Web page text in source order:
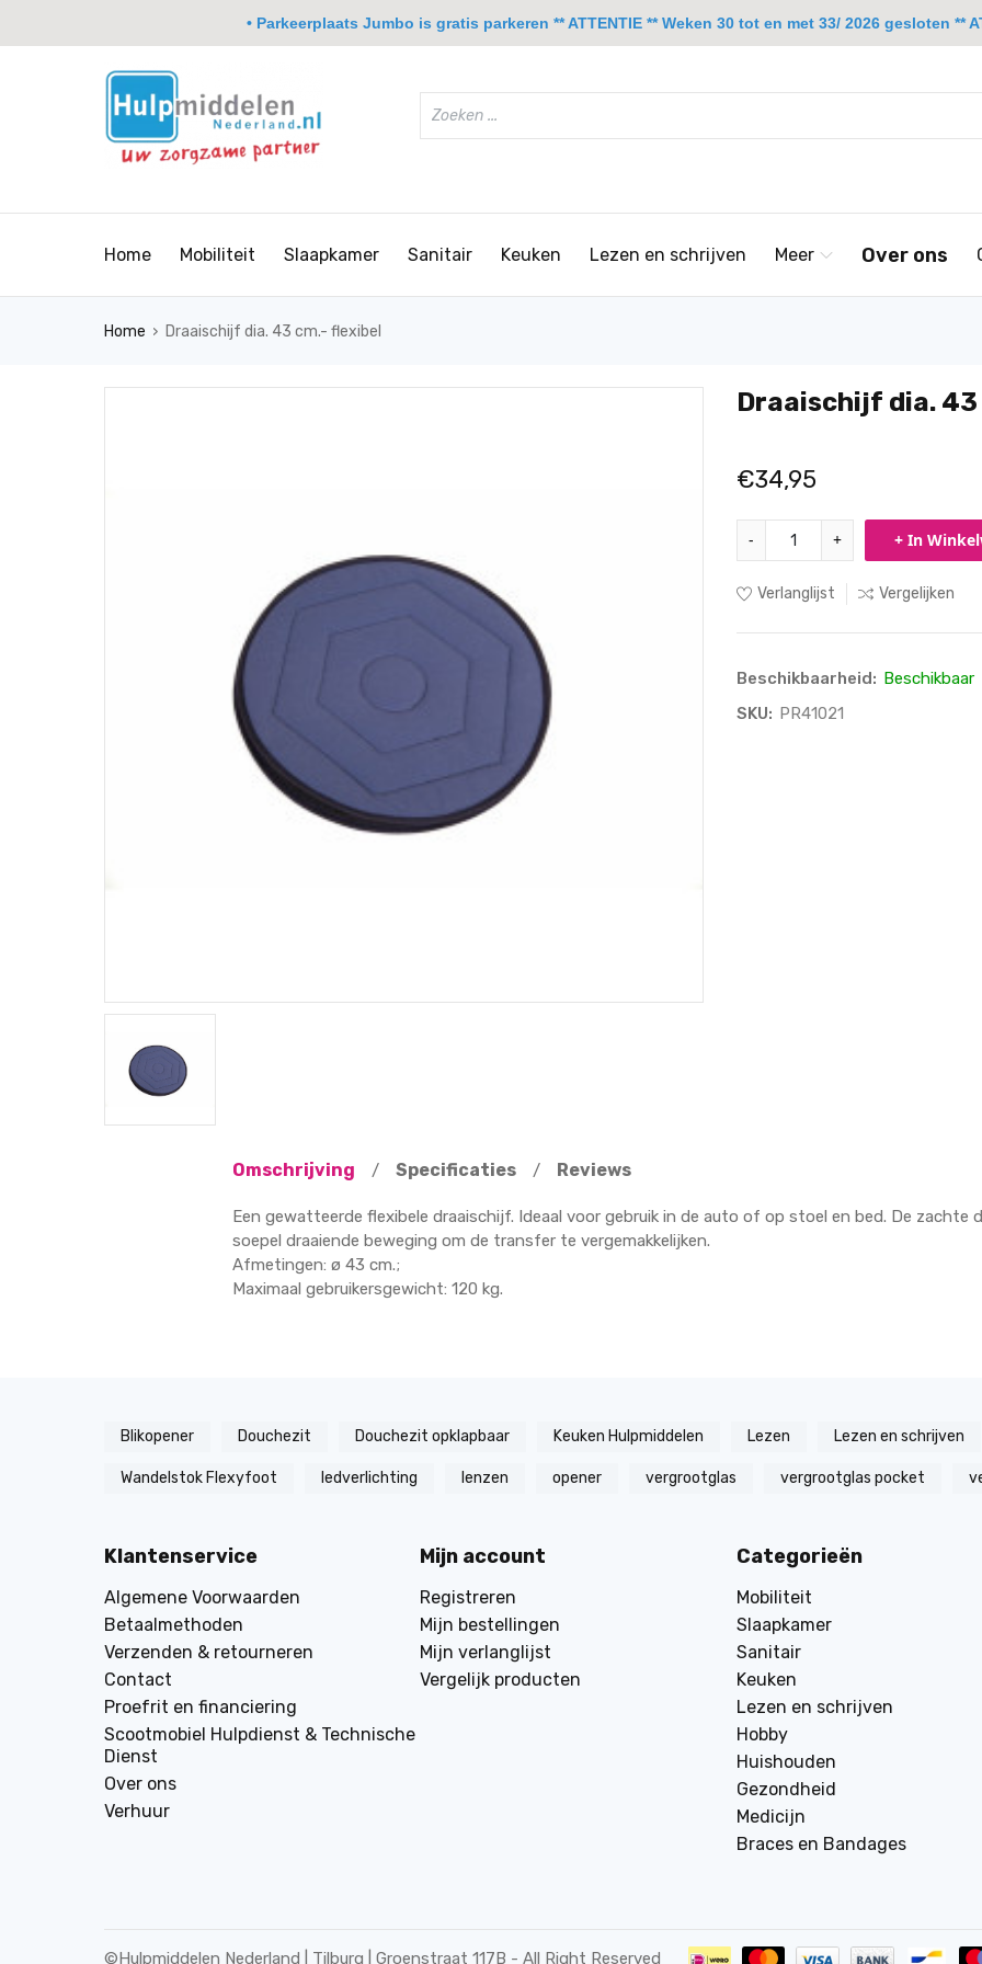
Home Mobiliteit Slaapkamer Sanitair Keuken Lezen en schrijven Meer Over ons
Home › Draaischijf dia. 43 cm.- flexibel
Draaischijf dia.
€34,95
- + + In
Verlanglijst Vergelijken
Beschikbaarheid: Beschikbaar
SKU: PR41021
Omschrijving / Specificaties / Reviews
Een gewatteerde flexibele draaischijf. Ideaal voor gebruik in de auto of op stoel en bed. De zachte
soepel draaiende beweging om de transfer te vergemakkelijken.
Afmetingen: ø 43 cm.;
Maximaal gebruikersgewicht: 120 kg.
Blikopener Douchezit Douchezit opklapbaar Keuken Hulpmiddelen Lezen Lezen en schrijven
Wandelstok Flexyfoot ledverlichting lenzen opener vergrootglas vergrootglas pocket
Klantenservice
Algemene Voorwaarden
Betaalmethoden
Verzenden & retourneren
Contact
Proefrit en financiering
Scootmobiel Hulpdienst & Technische
Dienst
Over ons
Verhuur
Mijn account
Registreren
Mijn bestellingen
Mijn verlanglijst
Vergelijk producten
Categorieën
Mobiliteit
Slaapkamer
Sanitair
Keuken
Lezen en schrijven
Hobby
Huishouden
Gezondheid
Medicijn
Braces en Bandages
©Hulpmiddelen Nederland | Tilburg | Groenstraat 117B - All Right Reserved
• Parkeerplaats Jumbo is gratis parkeren ** ATTENTIE ** Weken 30 tot en met 33/ 2026 gesloten **